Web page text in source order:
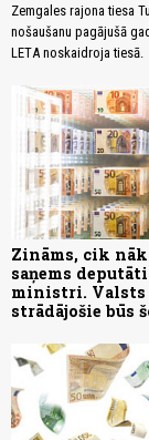
Zemgales rajona tiesa
nošaušanu pagājušā
LETA noskaidroja tiesā.
Zināms, cik
saņems
ministri. Valsts
strādājošie būs